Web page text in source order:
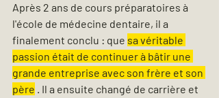
Après 2 ans de cours préparatoires à
l'école de médecine dentaire, il a
finalement conclu : que sa véritable
passion était de continuer à bâtir une
grande entreprise avec son frère et son
père . Il a ensuite changé de carrière et